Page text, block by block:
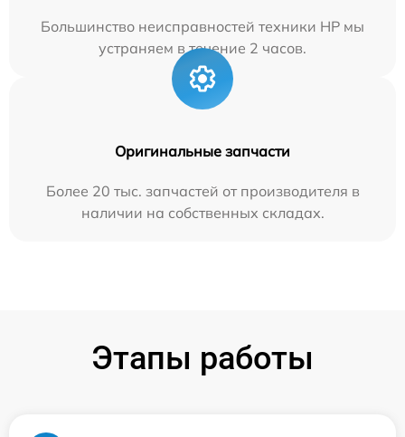
Большинство неисправностей техники HP мы
устраняем в течение 2 часов.
Оригинальные запчасти
Более 20 тыс. запчастей от производителя в
наличии на собственных складах.
Этапы работы